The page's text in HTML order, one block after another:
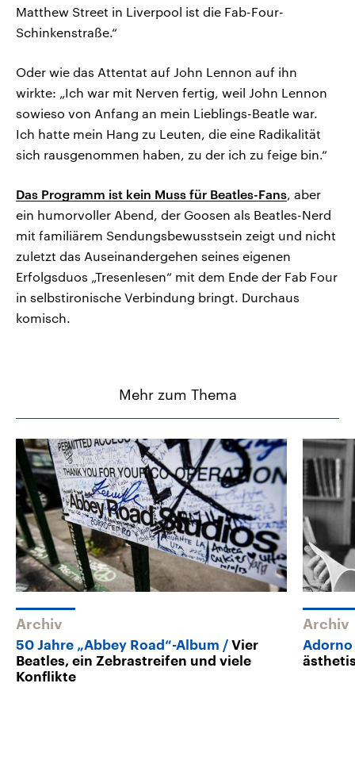
Matthew Street in Liverpool ist die Fab-Four-
Schinkenstraße.“
Oder wie das Attentat auf John Lennon auf ihn
wirkte: „Ich war mit Nerven fertig, weil John Lennon
sowieso von Anfang an mein Lieblings-Beatle war.
Ich hatte mein Hang zu Leuten, die eine Radikalität
sich rausgenommen haben, zu der ich zu feige bin.“
Das Programm ist kein Muss für Beatles-Fans, aber
ein humorvoller Abend, der Goosen als Beatles-Nerd
mit familiärem Sendungsbewusstsein zeigt und nicht
zuletzt das Auseinandergehen seines eigenen
Erfolgsduos „Tresenlesen“ mit dem Ende der Fab Four
in selbstironische Verbindung bringt. Durchaus
komisch.
Mehr zum Thema
Archiv
50 Jahre „Abbey Road“-Album
Vier
Beatles, ein Zebrastreifen und viele
Konflikte
Archiv
Adorno